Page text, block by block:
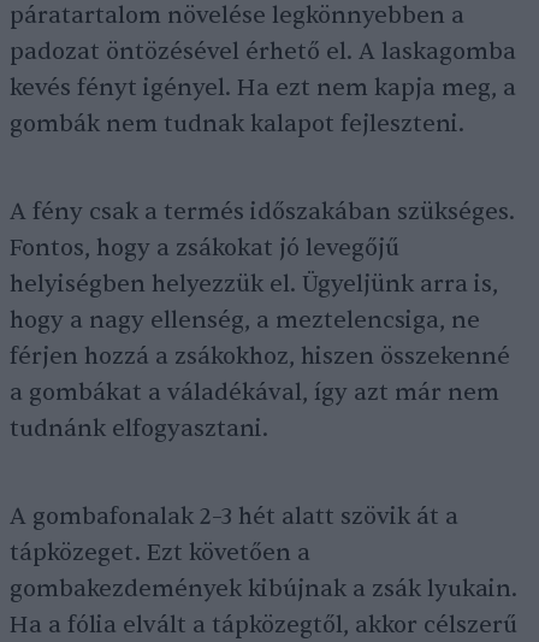
páratartalom növelése legkönnyebben a
padozat öntözésével érhető el. A laskagomba
kevés fényt igényel. Ha ezt nem kapja meg, a
gombák nem tudnak kalapot fejleszteni.
A fény csak a termés időszakában szükséges.
Fontos, hogy a zsákokat jó levegőjű
helyiségben helyezzük el. Ügyeljünk arra is,
hogy a nagy ellenség, a meztelencsiga, ne
férjen hozzá a zsákokhoz, hiszen összekenné
a gombákat a váladékával, így azt már nem
tudnánk elfogyasztani.
A gombafonalak 2–3 hét alatt szövik át a
tápközeget. Ezt követően a
gombakezdemények kibújnak a zsák lyukain.
Ha a fólia elvált a tápközegtől, akkor célszerű